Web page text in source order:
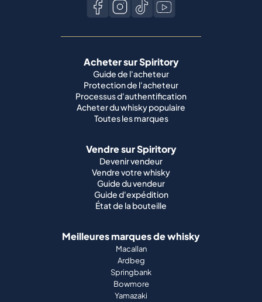
Acheter sur Spiritory
Guide de l'acheteur
Protection de l'acheteur
Processus d'authentification
Acheter du whisky populaire
Toutes les marques
Vendre sur Spiritory
Devenir vendeur
Vendre votre whisky
Guide du vendeur
Guide d'expédition
État de la bouteille
Meilleures marques de whisky
Macallan
Ardbeg
Springbank
Bowmore
Yamazaki